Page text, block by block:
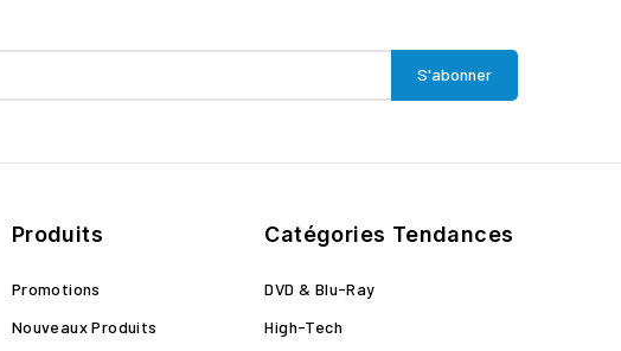
Produits
Promotions
Nouveaux Produits
Catégories Tendances
DVD & Blu-Ray
High-Tech